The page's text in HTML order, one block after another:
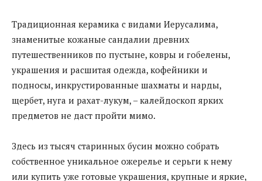
Традиционная керамика с видами Иерусалима,
знаменитые кожаные сандалии древних
путешественников по пустыне, ковры и гобелены,
украшения и расшитая одежда, кофейники и
подносы, инкрустированные шахматы и нарды,
щербет, нуга и рахат-лукум, – калейдоскоп ярких
предметов не даст пройти мимо.
Здесь из тысяч старинных бусин можно собрать
собственное уникальное ожерелье и серьги к нему
или купить уже готовые украшения, крупные и яркие,